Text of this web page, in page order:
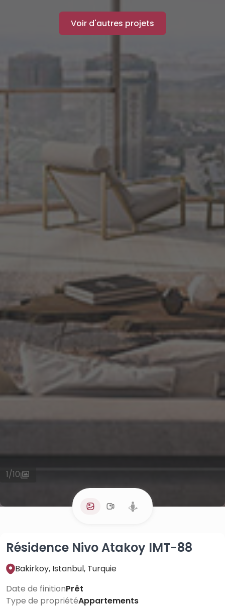
Voir d'autres projets
1/10
Résidence Nivo Atakoy IMT-88
Bakirkoy, Istanbul, Turquie
Date de finitionPrêt
Type de propriétéAppartements